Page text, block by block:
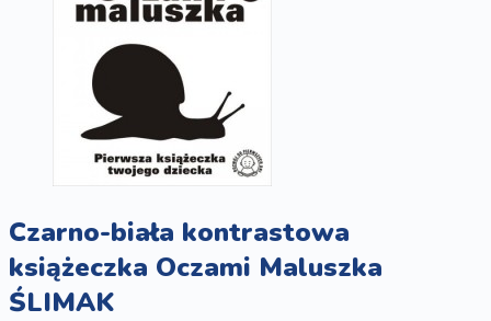
Czarno-biała kontrastowa
książeczka Oczami Maluszka
ŚLIMAK